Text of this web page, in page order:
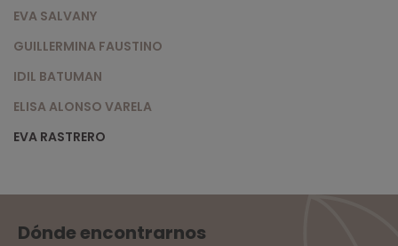
EVA SALVANY
GUILLERMINA FAUSTINO
IDIL BATUMAN
ELISA ALONSO VARELA
EVA RASTRERO
Dónde encontrarnos